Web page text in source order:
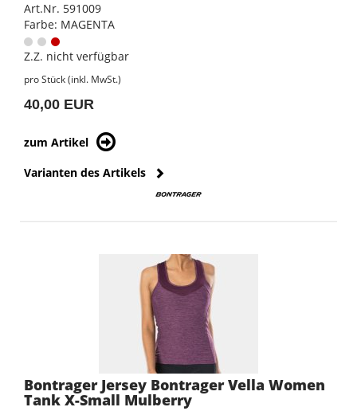
Art.Nr. 591009
Farbe: MAGENTA
Z.Z. nicht verfügbar
pro Stück (inkl. MwSt.)
40,00 EUR
zum Artikel
Varianten des Artikels
Bontrager Jersey Bontrager Vella Women
Tank X-Small Mulberry